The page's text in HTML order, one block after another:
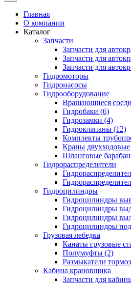
Главная
О компании
Каталог
Запчасти
Запчасти для
Запчасти для
Запчасти для
Гидромоторы
Гидронасосы
Гидрооборудование
Вращающиеся
Гидробаки (6)
Гидрозамки (4)
Гидроклапаны (12)
Комплекты
Краны
Шланговые
Гидрораспределители
Гидроцилиндры
Гидроцилиндры
Гидроцилиндры
Гидроцилиндры
Гидроцилиндры
Грузовая лебедка
Канаты грузовые
Полумуфты (2)
Размыкатели
Кабина крановщика
Запчасти для